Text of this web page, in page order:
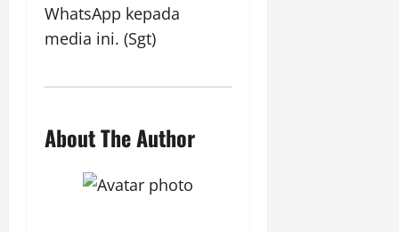
WhatsApp kepada
media ini. (Sgt)
About The Author